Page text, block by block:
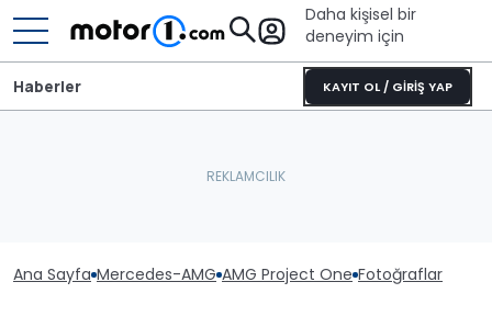
Daha kişisel bir
deneyim için
KAYIT OL / GİRİŞ YAP
Haberler
Ana Sayfa Mercedes-AMG AMG Project One Fotoğraflar